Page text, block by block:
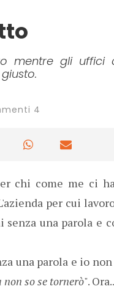
mentre gli uffici
4
chi come me ci
per cui
una parola e
una parola e io
so se tornerò".